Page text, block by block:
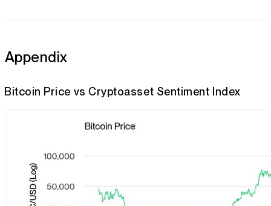
Appendix
Bitcoin Price vs Cryptoasset Sentiment Index